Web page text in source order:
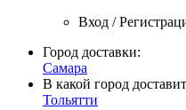
Вход /
Город доставки:
Самара
В какой город
Тольятти